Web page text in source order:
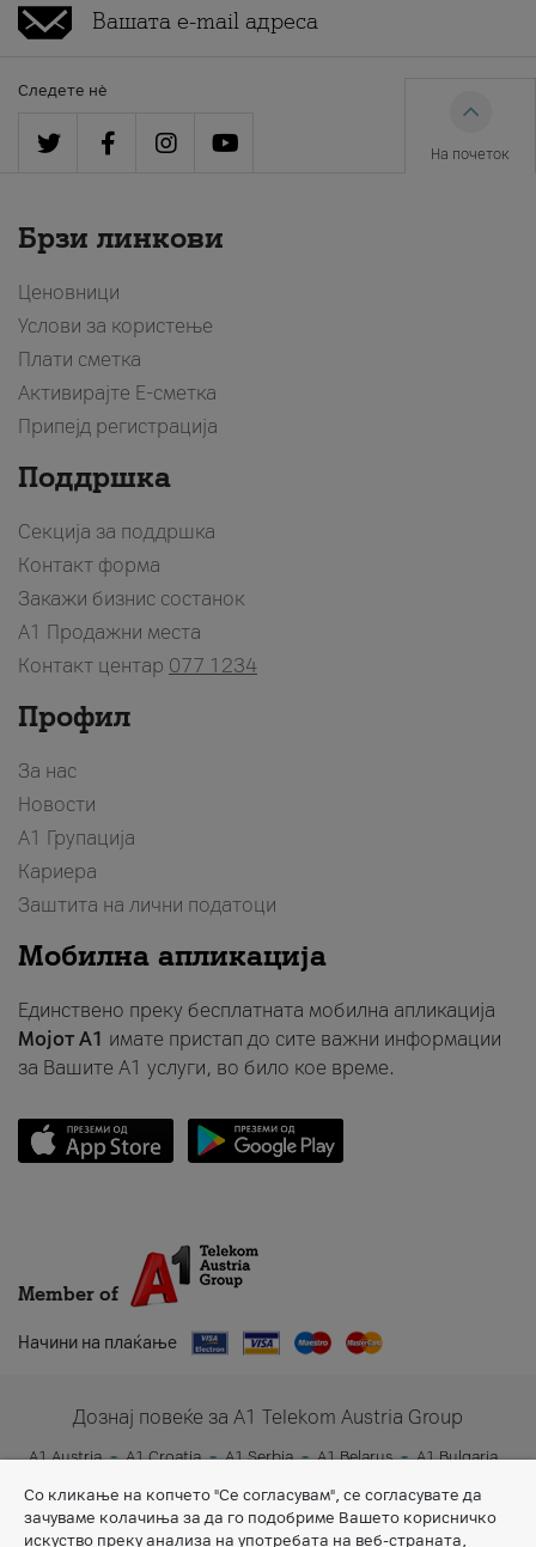
Следете нè
На почеток
Брзи линкови
Ценовници
Услови за користење
Плати сметка
Активирајте Е-сметка
Припејд регистрација
Поддршка
Секција за поддршка
Контакт форма
Закажи бизнис состанок
A1 Продажни места
Контакт центар 077 1234
Профил
За нас
Новости
А1 Групација
Кариера
Заштита на лични податоци
Мобилна апликација
Единствено преку бесплатната мобилна апликација
Мојот A1 имате пристап до сите важни информации
за Вашите A1 услуги, во било кое време.
Member of
Начини на плаќање
Дознај повеќе за A1 Telekom Austria Group
A1 Austria A1 Croatia A1 Serbia A1 Belarus
A1 Bulgaria
Со кликање на копчето "Се согласувам", се согласувате да
зачуваме колачиња за да го подобриме Вашето корисничко
искуство преку анализа на употребата на веб-страната,